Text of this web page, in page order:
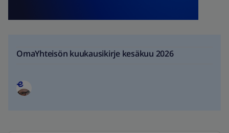
OmaYhteisön kuukausikirje kesäkuu 2026